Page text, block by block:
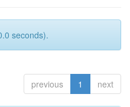
seconds).
previous 1 next